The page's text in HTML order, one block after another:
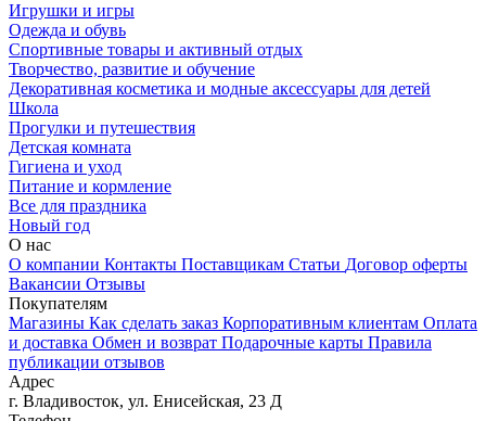
Игрушки и игры
Одежда и обувь
Спортивные товары и активный отдых
Творчество, развитие и обучение
Декоративная косметика и модные аксессуары для детей
Школа
Прогулки и путешествия
Детская комната
Гигиена и уход
Питание и кормление
Все для праздника
Новый год
О нас
О компании Контакты Поставщикам Статьи Договор оферты
Вакансии Отзывы
Покупателям
Магазины Как сделать заказ Корпоративным клиентам Оплата
и доставка Обмен и возврат Подарочные карты Правила
публикации отзывов
Адрес
г. Владивосток, ул. Енисейская, 23 Д